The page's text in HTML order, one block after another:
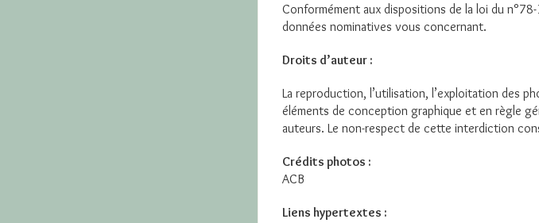
Conformément aux dispositions de la loi du
données nominatives vous concernant.
Droits d’auteur :
La reproduction, l’utilisation, l’exploitation des
éléments de conception graphique et en règle
auteurs. Le non-respect de cette interdiction
Crédits photos :
ACB
Liens hypertextes :